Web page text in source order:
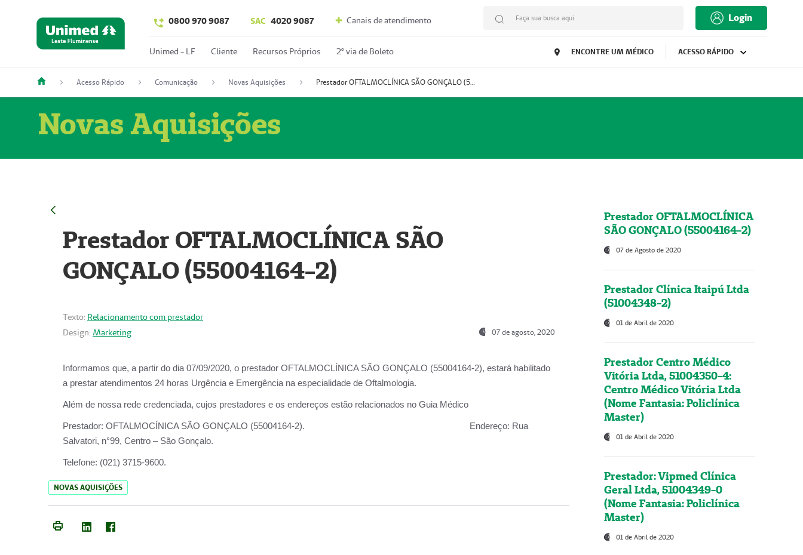
0800 970 9087 SAC 4020 9087 Canais de atendimento Faça sua busca aqui Login
Unimed - LF Cliente Recursos Próprios 2º via de Boleto ENCONTRE UM MÉDICO ACESSO RÁPIDO
Acesso Rápido Comunicação Novas Aquisições Prestador OFTALMOCLÍNICA SÃO GONÇALO (55004164-2)
Novas Aquisições
Prestador OFTALMOCLÍNICA SÃO
GONÇALO (55004164-2)
Texto: Relacionamento com prestador
Design: Marketing 07 de agosto, 2020
Informamos que, a partir do dia 07/09/2020, o prestador OFTALMOCLÍNICA SÃO GONÇALO (55004164-2), estará habilitado
a prestar atendimentos 24 horas Urgência e Emergência na especialidade de Oftalmologia.
Além de nossa rede credenciada, cujos prestadores e os endereços estão relacionados no Guia Médico
Prestador: OFTALMOCÍNICA SÃO GONÇALO (55004164-2). Endereço: Rua
Salvatori, n°99, Centro – São Gonçalo.
Telefone: (021) 3715-9600.
NOVAS AQUISIÇÕES
Prestador OFTALMOCLÍNICA
SÃO GONÇALO (55004164-2)
07 de Agosto de 2020
Prestador Clínica Itaipú Ltda
(51004348-2)
01 de Abril de 2020
Prestador Centro Médico
Vitória Ltda, 51004350-4:
Centro Médico Vitória Ltda
(Nome Fantasia: Policlínica
Master)
01 de Abril de 2020
Prestador: Vipmed Clínica
Geral Ltda, 51004349-0
(Nome Fantasia: Policlínica
Master)
01 de Abril de 2020